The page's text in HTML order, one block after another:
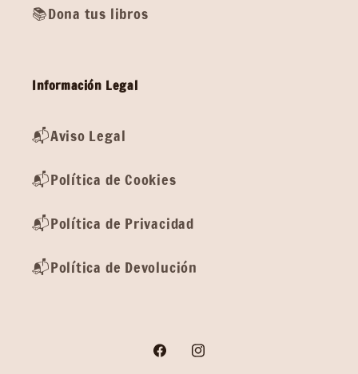
📚Dona tus libros
Información Legal
📬Aviso Legal
📬Política de Cookies
📬Política de Privacidad
📬Política de Devolución
FacebookInstagram